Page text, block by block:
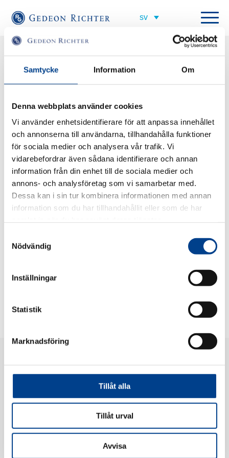
Samtycke Information Om
Denna webbplats använder cookies
Vi använder enhetsidentifierare för att anpassa innehållet
och annonserna till användarna, tillhandahålla funktioner
för sociala medier och analysera vår trafik. Vi
vidarebefordrar även sådana identifierare och annan
information från din enhet till de sociala medier och
annons- och analysföretag som vi samarbetar med.
Dessa kan i sin tur kombinera informationen med annan
information som du har tillhandahållit eller som de har
Nödvändig
Inställningar
Statistik
Marknadsföring
Tillåt alla
Tillåt urval
Avvisa
Benskörhet
Osteoporos eller benskörhet uppstår när kroppen bryter ner mer ben än
den bygger upp. Skelettet blir skört vilket gör att frakturer oftare uppstår.
första tecknet på benskörhet och osteoporos kallas därför ofta för en tyst
sjukdom. Vanligaste osteoporosfrakturerna är benbrott i handleder, höfter,
ryggkotor eller överarmar.
Efter att kvinnor genomgått klimakteriet blir osteoporos vanligare hos
kvinnor än hos män. Det beror på att östrogen har en skyddande effekt på
benmassan. När kvinnor passerar menopaus så produceras mindre
Barnhusgatan 22, 5tr, 111 23 Stockholm, Sweden
+46 8 611 24 00